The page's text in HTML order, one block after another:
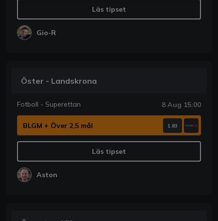
Läs tipset
Gio-R
Öster - Landskrona
Fotboll - Superettan 8 Aug 15:00
BLGM + Över 2,5 mål 1.83
Läs tipset
Aston